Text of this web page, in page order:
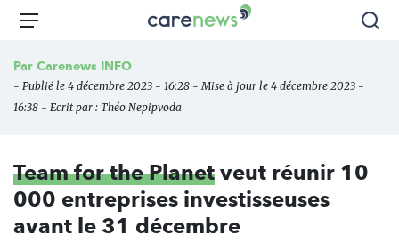
Aller
principal
Carenews,
des
acteurs
Menu
Par Carenews INFO
- Publié le 4 décembre 2023 - 16:28 - Mise à jour le 4 décembre 2023 -
16:38 - Ecrit par : Théo Nepipvoda
Team for the Planet veut réunir 10
000 entreprises investisseuses
avant le 31 décembre